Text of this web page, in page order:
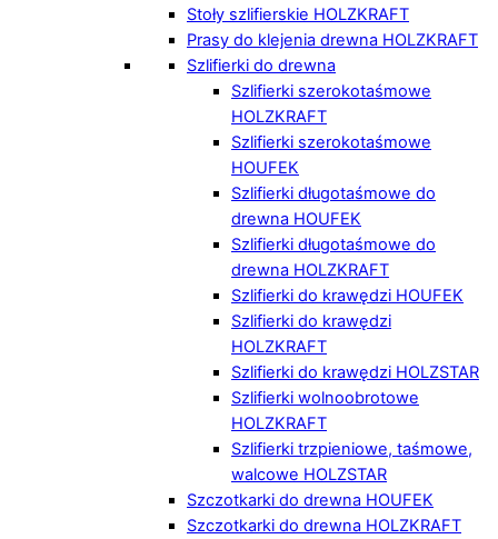
Stoły szlifierskie HOLZKRAFT
Prasy do klejenia drewna HOLZKRAFT
Szlifierki do drewna
Szlifierki szerokotaśmowe
HOLZKRAFT
Szlifierki szerokotaśmowe
HOUFEK
Szlifierki długotaśmowe do
drewna HOUFEK
Szlifierki długotaśmowe do
drewna HOLZKRAFT
Szlifierki do krawędzi HOUFEK
Szlifierki do krawędzi
HOLZKRAFT
Szlifierki do krawędzi HOLZSTAR
Szlifierki wolnoobrotowe
HOLZKRAFT
Szlifierki trzpieniowe, taśmowe,
walcowe HOLZSTAR
Szczotkarki do drewna HOUFEK
Szczotkarki do drewna HOLZKRAFT